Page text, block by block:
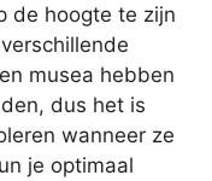
de hoogte te zijn
musea hebben
dus het is
wanneer ze
je optimaal